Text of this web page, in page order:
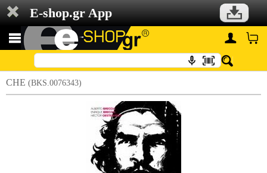
E-shop.gr App
CHE (BKS.0076343)